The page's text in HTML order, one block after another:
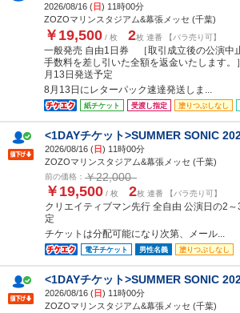
2026/08/16 (日) 11時00分
ZOZOマリンスタジアム&幕張メッセ (千葉)
￥19,500 / 枚 2枚 連番 【バラ売り可】
一般発売 自由1日券 ［取引成立後の公演中
手数料を差し引いた全額を返金いたします。
月13日発送予定
8月13日にレターパック速達発送しま...
紙チケット 受渡し指定 塗りつぶしなし
<1DAYチケット>SUMMER SONIC
2026/08/16 (日) 11時00分
ZOZOマリンスタジアム&幕張メッセ (千葉)
前の価格： ￥22,000
￥19,500 / 枚 2枚 連番 【バラ売り可】
クリエイティブマン先行 全自由 公演日の2
定
チケットは分配可能になり次第、メール...
電子チケット 男性名義 塗りつぶしなし
<1DAYチケット>SUMMER SONIC
2026/08/16 (日) 11時00分
ZOZOマリンスタジアム&幕張メッセ (千葉)